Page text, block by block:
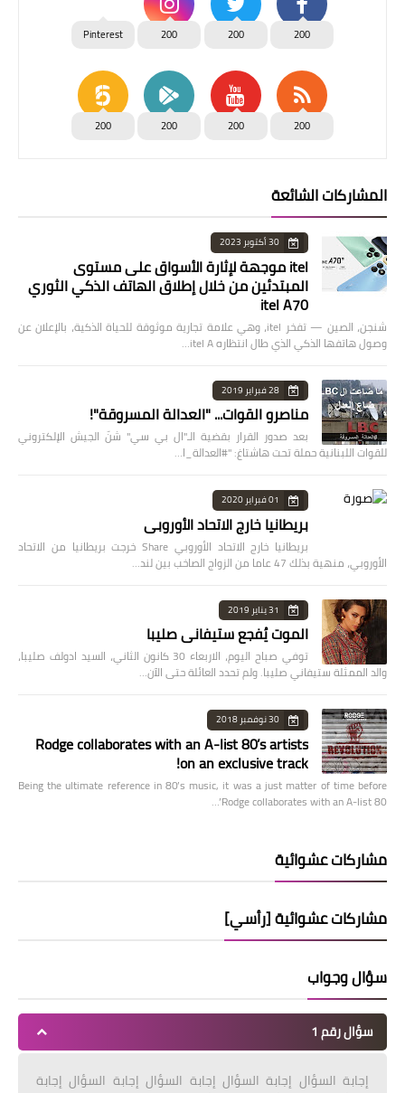
200
200
200
Pinterest
200
200
200
200
المشاركات الشائعة
30 أكتوبر 2023
itel موجهة لإثارة الأسواق على مستوى
المبتدئين من خلال إطلاق الهاتف الذكي الثوري
itel A70
شنجن، الصين — تفخر itel، وهي علامة تجارية موثوقة للحياة الذكية، بالإعلان عن
وصول هاتفها الذكي الذي طال انتظاره itel A…
28 فبراير 2019
مناصرو القوات... "العدالة المسروقة"!
بعد صدور القرار بقضية الـ"ال بي سي" شنّ الجيش الإلكتروني
للقوات اللبنانية حملة تحت هاشتاغ: "#العدالة_ا…
01 فبراير 2020
بريطانيا خارج الاتحاد الأوروبي
بريطانيا خارج الاتحاد الأوروبي Share خرجت بريطانيا من الاتحاد
الأوروبي، منهية بذلك 47 عاما من الزواج الصاخب بين لند…
31 يناير 2019
الموت يُفجع ستيفاني صليبا
توفي صباح اليوم، الاربعاء 30 كانون الثاني، السيد ادولف صليبا،
والد الممثلة ستيفاني صليبا. ولم تحدد العائلة حتى الآن…
30 نوفمبر 2018
Rodge collaborates with an A-list 80’s artists
on an exclusive track!
Being the ultimate reference in 80’s music, it was a just matter of time before
Rodge collaborates with an A-list 80’…
مشاركات عشوائية
مشاركات عشوائية [رأسي]
سؤال وجواب
سؤال رقم 1
إجابة السؤال إجابة السؤال إجابة السؤال إجابة السؤال إجابة